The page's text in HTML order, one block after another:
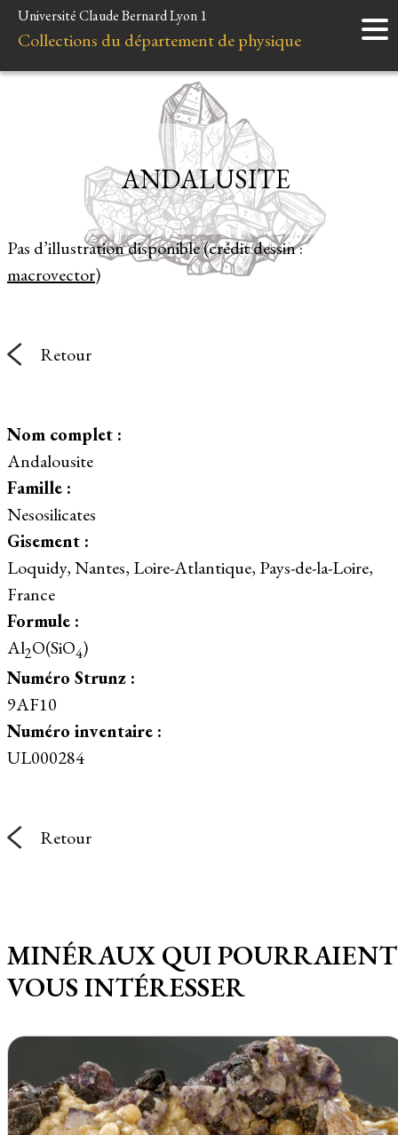
Accueil
Instruments
Liens et ressources
Université Claude Bernard Lyon 1
Collections du département de physique
Pas d’illustration disponible (crédit dessin :
macrovector)
ANDALUSITE
Retour
Nom complet :
Andalousite
Famille :
Nesosilicates
Gisement :
Loquidy, Nantes, Loire-Atlantique, Pays-de-la-Loire,
France
Formule :
Al2O(SiO4)
Numéro Strunz :
9AF10
Numéro inventaire :
UL000284
Retour
MINÉRAUX QUI POURRAIENT
VOUS INTÉRESSER